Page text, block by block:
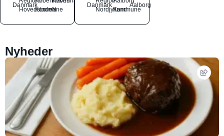
Danmark
Hovedstaden
Kommune
N
Danmark
NordjyllandKommune
Aalborg
Nyheder